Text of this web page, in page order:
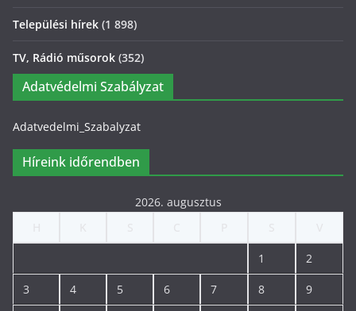
Települési hírek (1 898)
TV, Rádió műsorok (352)
Adatvédelmi Szabályzat
Adatvedelmi_Szabalyzat
Híreink időrendben
2026. augusztus
1 2
3 4 5 6 7 8 9